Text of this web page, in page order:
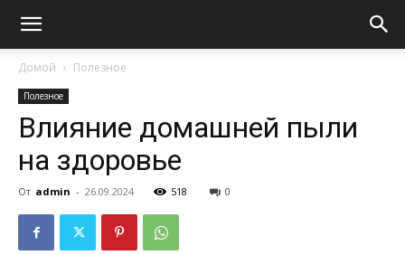
Домой Полезное
Полезное
Влияние домашней пыли
на здоровье
От admin - 26.09.2024 518 0